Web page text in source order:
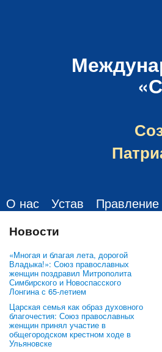
О нас Устав Правление
Новости
«Многая и благая лета, дорогой
Владыка!»: Союз православных
женщин поздравил Митрополита
Симбирского и Новоспасского
Лонгина с 65-летием
Царская семья как образ духовного
благочестия: Союз православных
женщин принял участие в
общегородском крестном ходе в
Ульяновске